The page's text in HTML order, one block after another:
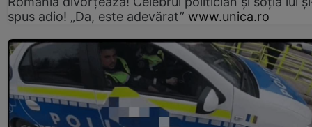
spus adio! „Da, este adevărat” www.unica.ro